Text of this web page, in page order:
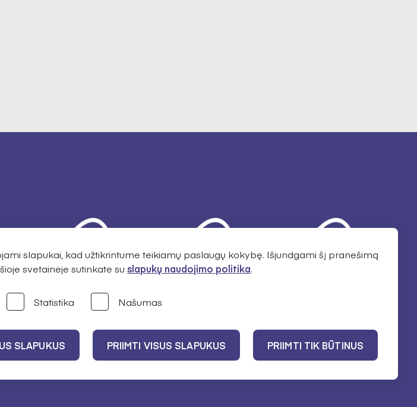
Sutinku gauti naujienlaiškį. Daugiau informacijos apieLietuvos kultūros
tarybos privatumo politiką
slapukai, kad užtikrintume teikiamų paslaugų kokybę. Išjundgami šį pranešimą
svetainėje sutinkate su slapukų naudojimo politika.
Statistika Našumas
SLAPUKUS PRIIMTI VISUS SLAPUKUS PRIIMTI TIK BŪTINUS